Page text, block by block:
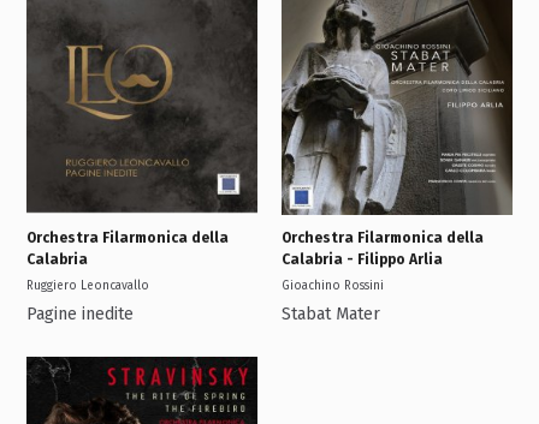
Orchestra Filarmonica della
Calabria
Ruggiero Leoncavallo
Pagine inedite
Orchestra Filarmonica della
Calabria - Filippo Arlia
Gioachino Rossini
Stabat Mater